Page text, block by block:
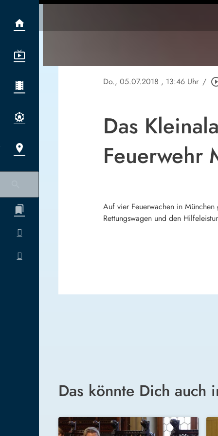
Do., 05.07.2018 , 13:46 Uhr /
Das
Feuerwehr
Auf vier Feuerwachen in
Rettungswagen und den
Das könnte Dich auch